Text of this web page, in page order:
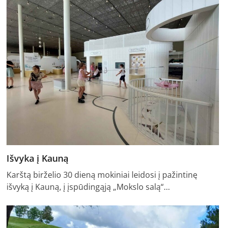
Išvyka į Kauną
Karštą birželio 30 dieną mokiniai leidosi į pažintinę
išvyką į Kauną, į įspūdingąją „Mokslo salą“…